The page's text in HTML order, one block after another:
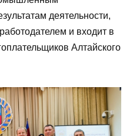
деятельности,
и входит в
Алтайского